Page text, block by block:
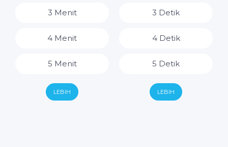
14 Jam
3 Menit
4 Menit
5 Menit
6 Menit
LEBIH
3 Detik
4 Detik
5 Detik
6 Detik
LEBIH